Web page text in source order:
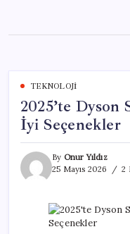
content
TEKNOLOJI
2025’te Dyson
İyi Seçenekler
By Onur Yıldız
25 Mayıs 2026
2